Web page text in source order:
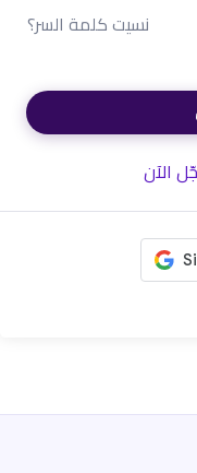
نسيت كلمة السر؟
الآن